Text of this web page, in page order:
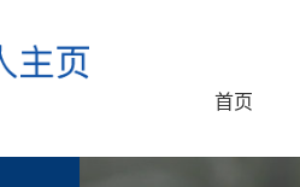
首页